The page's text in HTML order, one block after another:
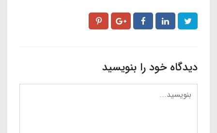
دیدگاه خود را بنویسید